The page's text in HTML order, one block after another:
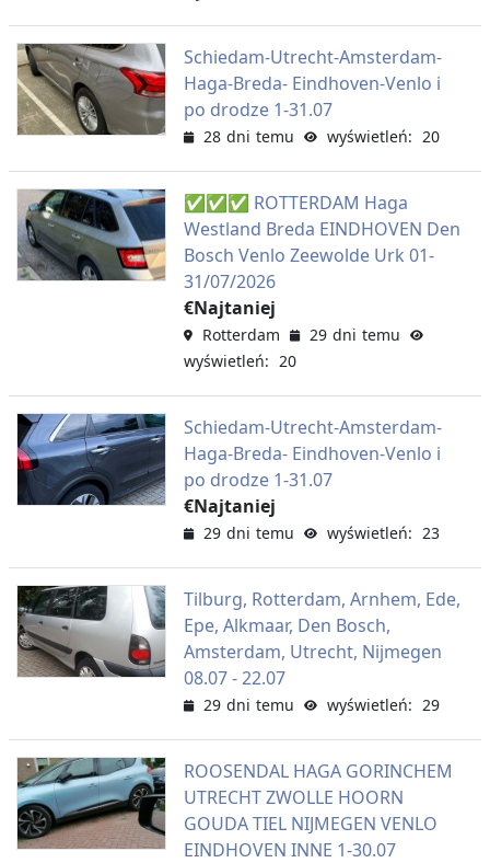
Schiedam-Utrecht-Amsterdam-
Haga-Breda- Eindhoven-Venlo i
po drodze 1-31.07
28 dni temu wyświetleń: 20
✅✅✅ ROTTERDAM Haga
Westland Breda EINDHOVEN Den
Bosch Venlo Zeewolde Urk 01-
31/07/2026
€Najtaniej
Rotterdam
29 dni temu
wyświetleń: 20
Schiedam-Utrecht-Amsterdam-
Haga-Breda- Eindhoven-Venlo i
po drodze 1-31.07
€Najtaniej
29 dni temu wyświetleń: 23
Tilburg, Rotterdam, Arnhem, Ede,
Epe, Alkmaar, Den Bosch,
Amsterdam, Utrecht, Nijmegen
08.07 - 22.07
29 dni temu wyświetleń: 29
ROOSENDAL HAGA GORINCHEM
UTRECHT ZWOLLE HOORN
GOUDA TIEL NIJMEGEN VENLO
EINDHOVEN INNE 1-30.07